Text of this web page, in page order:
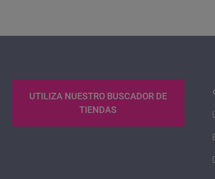
UTILIZA NUESTRO BUSCADOR DE
TIENDAS